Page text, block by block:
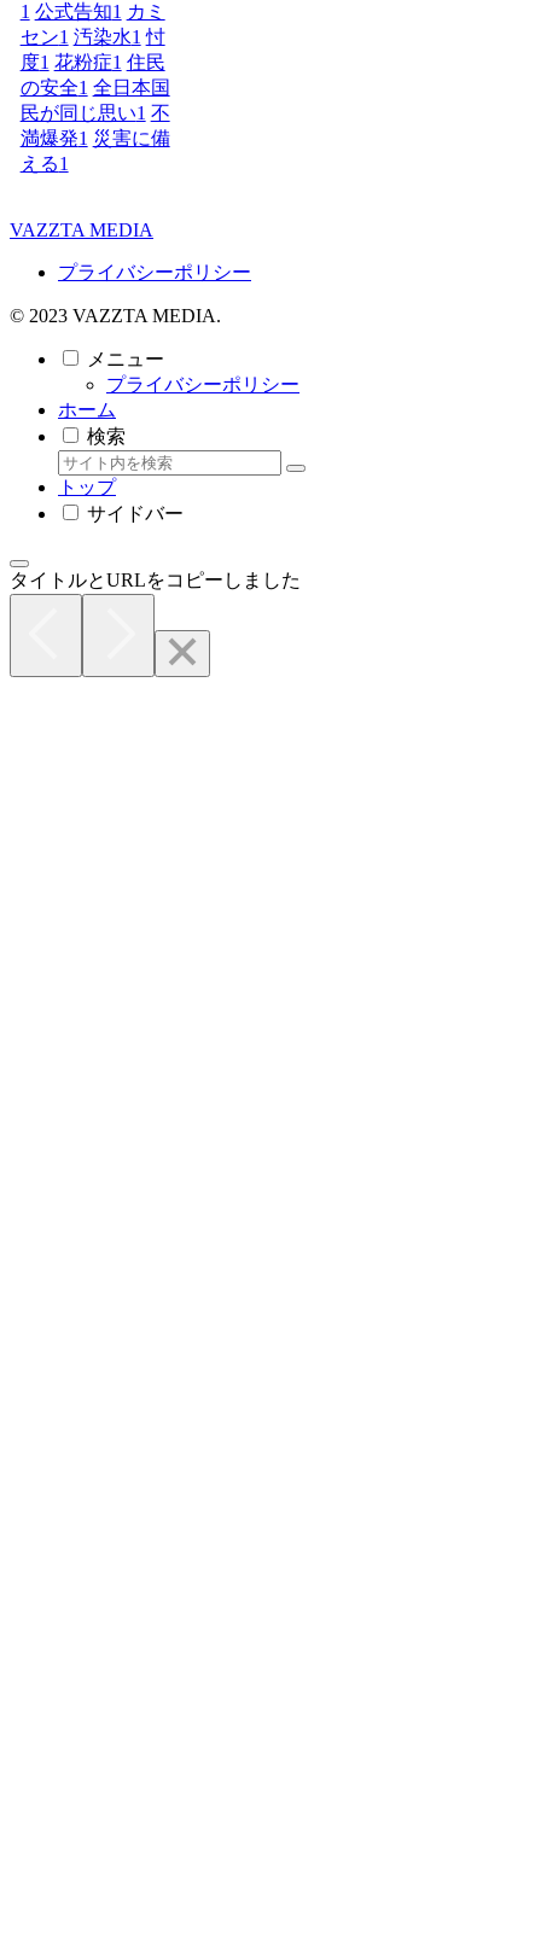
1 公式告知1 カミ
セン1 汚染水1 忖
度1 花粉症1 住民
の安全1 全日本国
民が同じ思い1 不
満爆発1 災害に備
える1
VAZZTA MEDIA
プライバシーポリシー
© 2023 VAZZTA MEDIA.
メニュー
プライバシーポリシー
ホーム
検索
トップ
サイドバー
タイトルとURLをコピーしました